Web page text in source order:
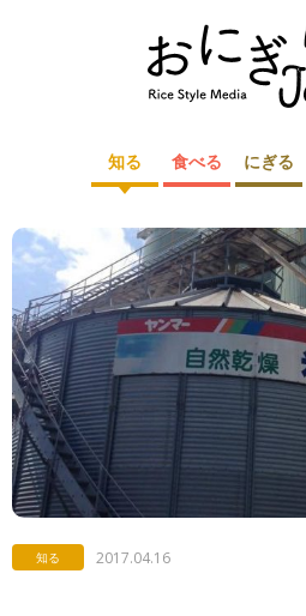
知る 食べる にぎる
知る 2017.04.16